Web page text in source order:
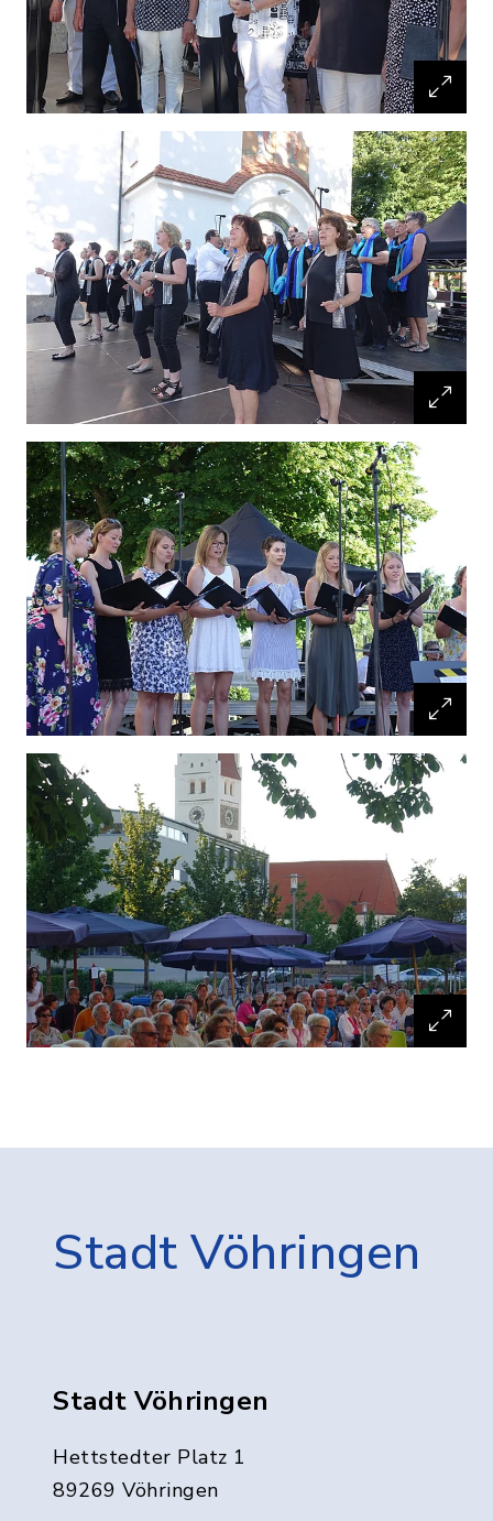
Stadt Vöhringen
Stadt Vöhringen
Hettstedter Platz 1
89269 Vöhringen